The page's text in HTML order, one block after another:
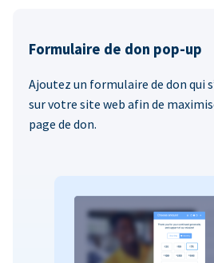
Formulaire de don pop-up
Ajoutez un formulaire de don qui
sur votre site web afin de
page de don.